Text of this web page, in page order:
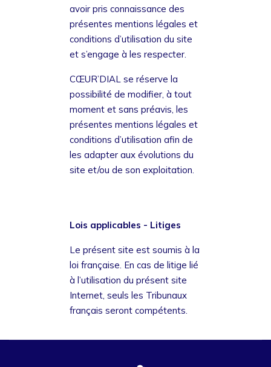
avoir pris connaissance des
présentes mentions légales et
conditions d’utilisation du site
et s’engage à les respecter.
CŒUR’DIAL se réserve la
possibilité de modifier, à tout
moment et sans préavis, les
présentes mentions légales et
conditions d’utilisation afin de
les adapter aux évolutions du
site et/ou de son exploitation.
Lois applicables - Litiges
Le présent site est soumis à la
loi française. En cas de litige lié
à l’utilisation du présent site
Internet, seuls les Tribunaux
français seront compétents.